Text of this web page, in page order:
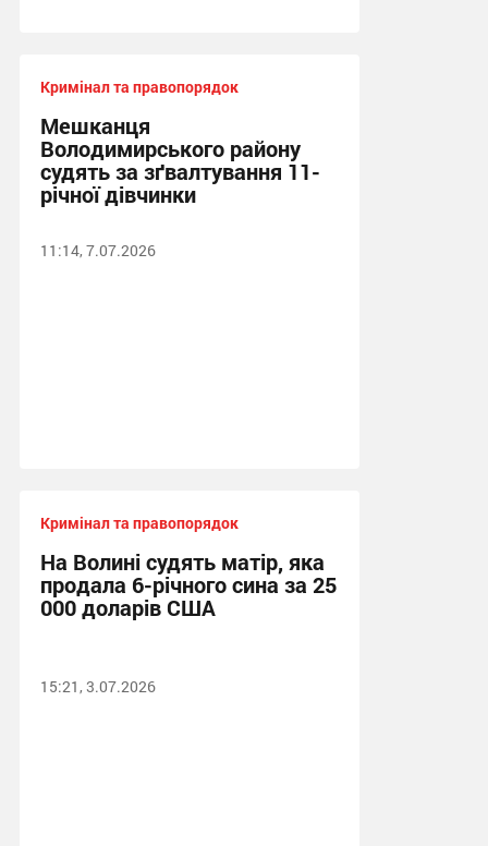
Кримінал та правопорядок
Мешканця
Володимирського району
судять за зґвалтування 11-
річної дівчинки
11:14, 7.07.2026
Кримінал та правопорядок
На Волині судять матір, яка
продала 6-річного сина за 25
000 доларів США
15:21, 3.07.2026